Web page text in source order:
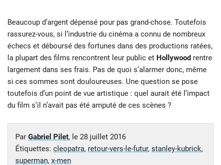
Beaucoup d’argent dépensé pour pas grand-chose. Toutefois
rassurez-vous, si l’industrie du cinéma a connu de nombreux
échecs et déboursé des fortunes dans des productions ratées,
la plupart des films rencontrent leur public et Hollywood rentre
largement dans ses frais. Pas de quoi s’alarmer donc, même
si ces sommes sont douloureuses. Une question se pose
toutefois d’un point de vue artistique : quel aurait été l’impact
du film s’il n’avait pas été amputé de ces scènes ?
Par Gabriel Pilet, le 28 juillet 2016
Étiquettes: cleopatra, retour-vers-le-futur, stanley-kubrick,
superman, x-men